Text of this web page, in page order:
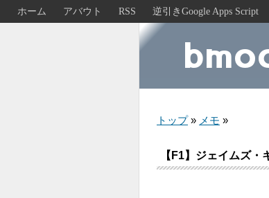
ホーム アバウト RSS 逆引きGoogle Apps Script
トップ» メモ »
【F1】ジェイムズ・